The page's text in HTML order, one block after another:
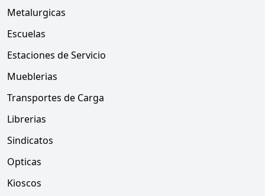
Metalurgicas
Escuelas
Estaciones de Servicio
Mueblerias
Transportes de Carga
Librerias
Sindicatos
Opticas
Kioscos